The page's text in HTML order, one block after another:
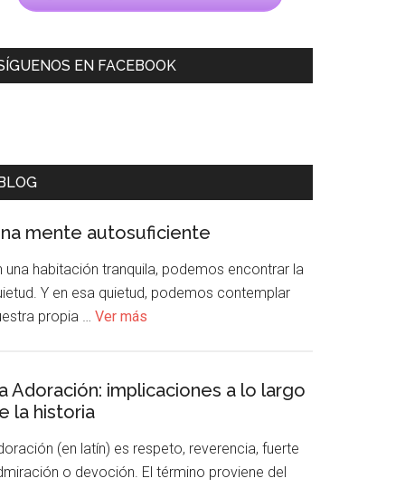
EN FACEBOOK
mente autosuficiente
una habitación tranquila, podemos encontrar la
Y en esa quietud, podemos contemplar
propia … Ver más
Adoración: implicaciones a lo largo
la historia
(en latín) es respeto, reverencia, fuerte
o devoción. El término proviene del